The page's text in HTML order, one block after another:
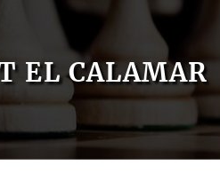
EL CALAMAR